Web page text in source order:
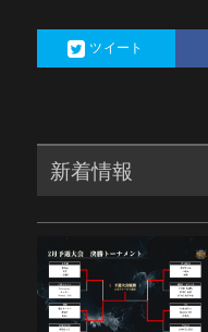
ツイート
新着情報